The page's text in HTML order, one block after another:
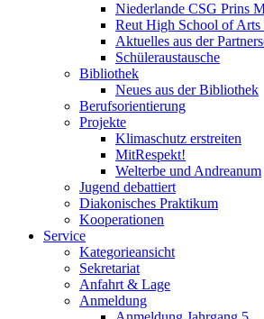
Niederlande CSG Prins
Reut High School of Arts
Aktuelles aus der
Schüleraustausche
Bibliothek
Neues aus der Bibliothek
Berufsorientierung
Projekte
Klimaschutz erstreiten
MitRespekt!
Welterbe und Andreanum
Jugend debattiert
Diakonisches Praktikum
Kooperationen
Service
Kategorieansicht
Sekretariat
Anfahrt & Lage
Anmeldung